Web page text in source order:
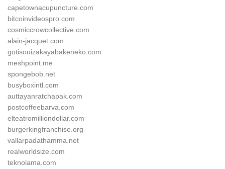
capetownacupuncture.com
bitcoinvideospro.com
cosmiccrowcollective.com
alain-jacquet.com
gotisouizakayabakeneko.com
meshpoint.me
spongebob.net
busyboxintl.com
auttayanratchapak.com
postcoffeebarva.com
elteatromilliondollar.com
burgerkingfranchise.org
vallarpadathamma.net
realworldsize.com
teknolama.com